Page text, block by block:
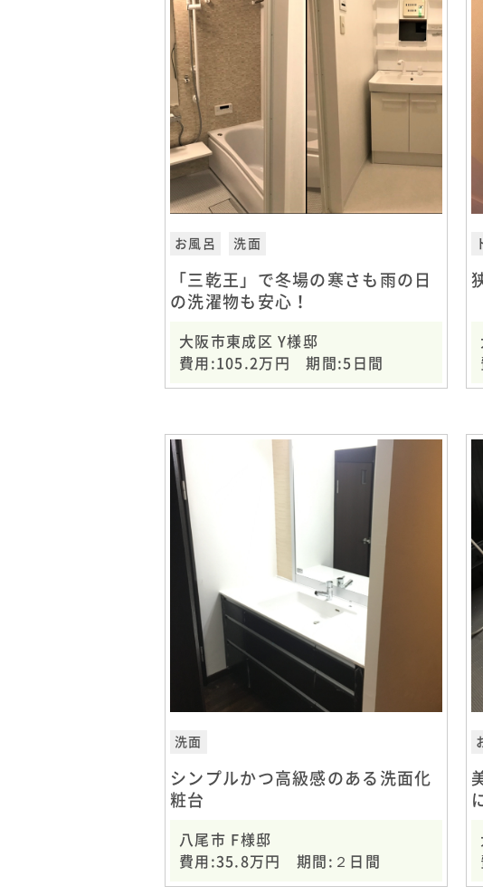
お風呂 洗面
「三乾王」で冬場の寒さも雨の日
の洗濯物も安心！
大阪市東成区 Y様邸
費用:105.2万円 期間:5日間
洗面
シンプルかつ高級感のある洗面化
粧台
八尾市 F様邸
費用:35.8万円 期間:２日間